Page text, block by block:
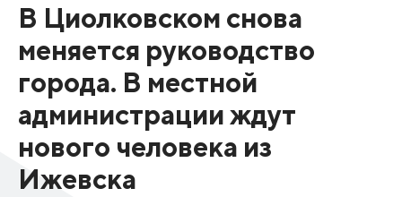
В Циолковском снова
меняется руководство
города. В местной
администрации ждут
нового человека из
Ижевска